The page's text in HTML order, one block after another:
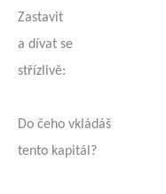
Zastavit
a dívat se
střízlivě:
Do čeho vkládáš
tento kapitál?